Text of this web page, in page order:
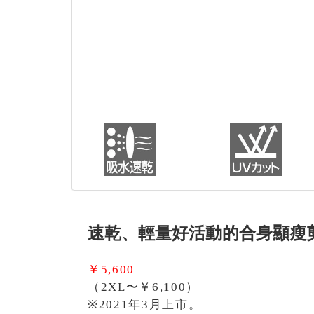
速乾、輕量好活動的合身顯瘦
￥5,600
（2XL〜￥6,100）
※2021年3月上市。